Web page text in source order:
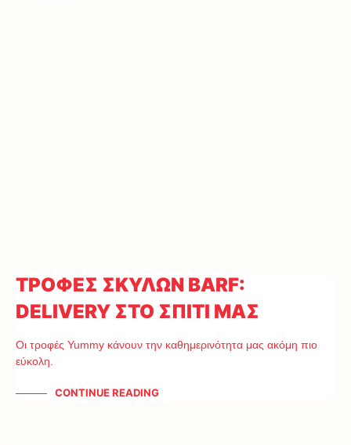
ΤΡΟΦΕΣ ΣΚΥΛΩΝ BARF:
DELIVERY ΣΤΟ ΣΠΙΤΙ ΜΑΣ
Οι τροφές Yummy κάνουν την καθημερινότητα μας ακόμη πιο
εύκολη.
CONTINUE READING